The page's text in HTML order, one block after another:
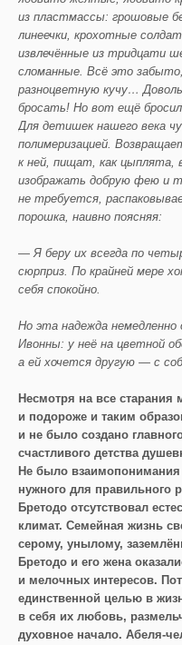
из пластмассы: грошовые
линеечки, крохотные
извлечённые из тридцати
сломанные. Всё это
разноцветную кучу…
бросать! Но вот ещё
Для детишек нашего века
полимеризацией.
к ней, пищат, как цыплята,
изображать добрую фею и
не требуется,
порошка, наивно поясняя:
— Я беру их всегда по
сюрприз. По крайней мере
себя спокойно.
Но эта надежда немедленно
Ивонны: у неё на цветной
а ей хочется другую — с
Несмотря на все
и подороже и таким
и не было создано
счастливого детства
Не было
нужного для правильного
Бретодо отсутствовал
климат. Семейная жизнь
серому, унылому,
Бретодо и его жена
и мелочных интересов.
единственной целью в
в себя их любовь,
духовное начало. Абеля-